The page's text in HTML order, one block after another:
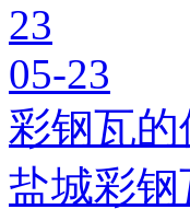
23
05-23
彩钢瓦
盐城彩